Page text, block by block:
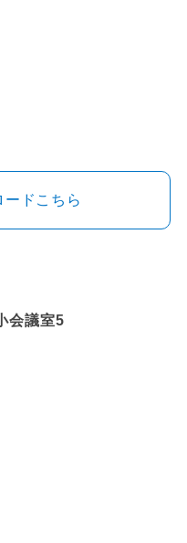
ドこちら
会議室5